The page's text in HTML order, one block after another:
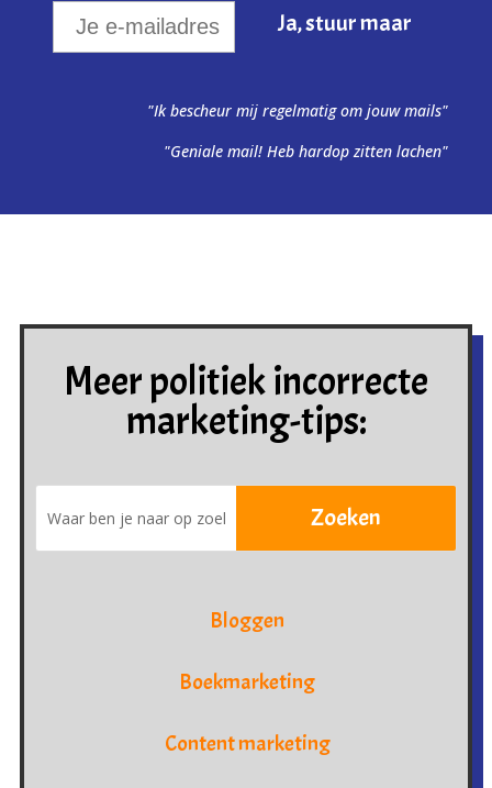
"Ik bescheur mij regelmatig om jouw mails"
"Geniale mail! Heb hardop zitten lachen"
Meer politiek incorrecte
marketing-tips:
Bloggen
Boekmarketing
Content marketing